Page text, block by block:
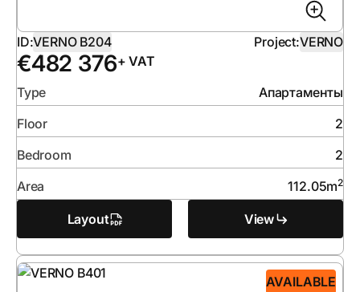
ID:VERNO B204 Project:VERNO
€482 376+ VAT
Type
Апартаменты
Floor
2
Bedroom
2
Area
112.05m2
Layout View
AVAILABLE